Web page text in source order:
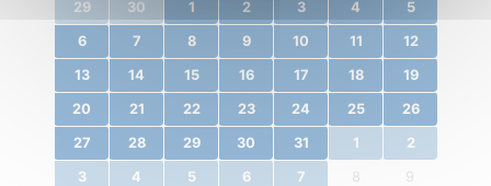
29 30 1 2 3 4 5
6 7 8 9 10 11 12
13 14 15 16 17 18 19
20 21 22 23 24 25 26
27 28 29 30 31 1 2
3 4 5 6 7 8 9